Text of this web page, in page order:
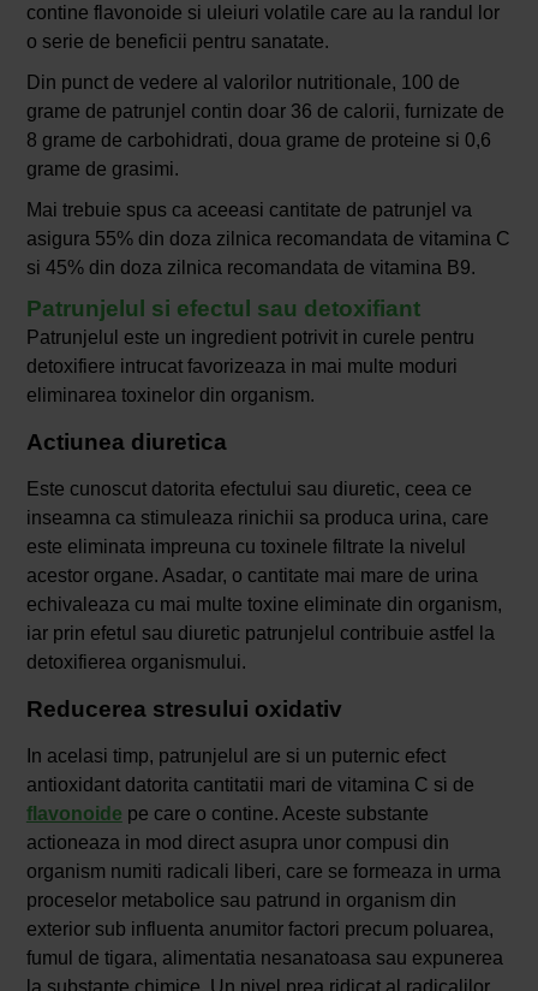
contine flavonoide si uleiuri volatile care au la randul lor
o serie de beneficii pentru sanatate.
Din punct de vedere al valorilor nutritionale, 100 de
grame de patrunjel contin doar 36 de calorii, furnizate de
8 grame de carbohidrati, doua grame de proteine si 0,6
grame de grasimi.
Mai trebuie spus ca aceeasi cantitate de patrunjel va
asigura 55% din doza zilnica recomandata de vitamina C
si 45% din doza zilnica recomandata de vitamina B9.
Patrunjelul si efectul sau detoxifiant
Patrunjelul este un ingredient potrivit in curele pentru
detoxifiere intrucat favorizeaza in mai multe moduri
eliminarea toxinelor din organism.
Actiunea diuretica
Este cunoscut datorita efectului sau diuretic, ceea ce
inseamna ca stimuleaza rinichii sa produca urina, care
este eliminata impreuna cu toxinele filtrate la nivelul
acestor organe. Asadar, o cantitate mai mare de urina
echivaleaza cu mai multe toxine eliminate din organism,
iar prin efetul sau diuretic patrunjelul contribuie astfel la
detoxifierea organismului.
Reducerea stresului oxidativ
In acelasi timp, patrunjelul are si un puternic efect
antioxidant datorita cantitatii mari de vitamina C si de
flavonoide pe care o contine. Aceste substante
actioneaza in mod direct asupra unor compusi din
organism numiti radicali liberi, care se formeaza in urma
proceselor metabolice sau patrund in organism din
exterior sub influenta anumitor factori precum poluarea,
fumul de tigara, alimentatia nesanatoasa sau expunerea
la substante chimice. Un nivel prea ridicat al radicalilor